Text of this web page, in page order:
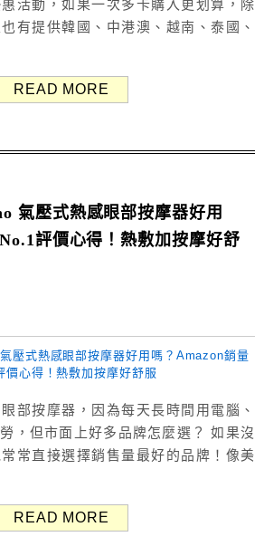
活動，如果一次多卡購入更划算，除
有提供韓國、中港澳、越南、泰國、
SIM卡方式，到了當地後手機換上SIM
READ MORE
氣壓式熱感眼部按摩器好用
評價心得！熱敷加按摩好舒
部按摩器，因為每天長時間用電腦、
，但市面上好多品牌怎麼選？ 如果沒
常直接選擇銷售量最好的品牌！像美
很多～ 這款Renpho眼部按摩器擁有
READ MORE